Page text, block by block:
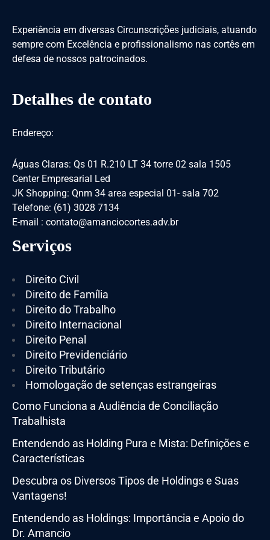
Experiência em diversas Circunscrições judiciais, atuando
sempre com Excelência e profissionalismo nas cortês em
defesa de nossos patrocinados.
Detalhes de contato
Endereço:
Águas Claras: Qs 01 R.210 LT 34 torre 02 sala 1505
Center Empresarial Led
JK Shopping: Qnm 34 area especial 01- sala 702
Telefone: (61) 3028 7134
E-mail : contato@amanciocortes.adv.br
Serviços
Direito Civil
Direito de Família
Direito do Trabalho
Direito Internacional
Direito Penal
Direito Previdenciário
Direito Tributário
Homologação de setenças estrangeiras
Como Funciona a Audiência de Conciliação
Trabalhista
Entendendo as Holding Pura e Mista: Definições e
Características
Descubra os Diversos Tipos de Holdings e Suas
Vantagens!
Entendendo as Holdings: Importância e Apoio do
Dr. Amancio